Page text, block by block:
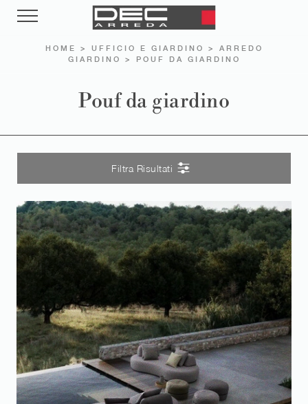
HOME > UFFICIO E GIARDINO > ARREDO
GIARDINO
> POUF DA GIARDINO
Pouf da giardino
Filtra Risultati